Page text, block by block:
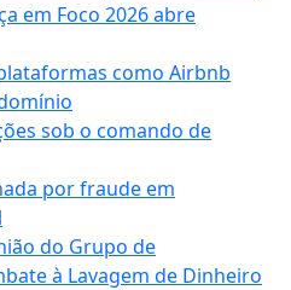
em Foco 2026 abre
como Airbnb
sob o comando de
por fraude em
do Grupo de
à Lavagem de Dinheiro